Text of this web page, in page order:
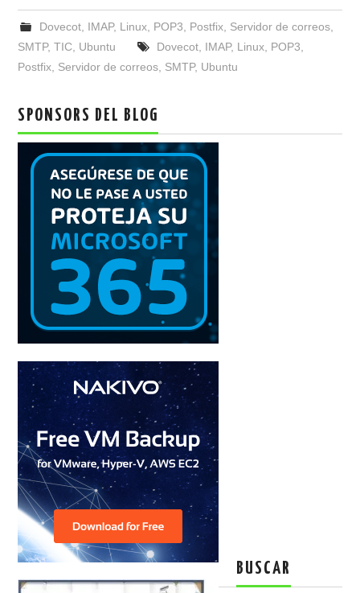
Dovecot, IMAP, Linux, POP3 Postfix, Servidor de correos,
SMTP,TIC Ubuntu Dovecot, IMAP, Linux, POP3
Postfix Servidor de correos SMTP, Ubuntu
SPONSORS DEL BLOG
BUSCAR